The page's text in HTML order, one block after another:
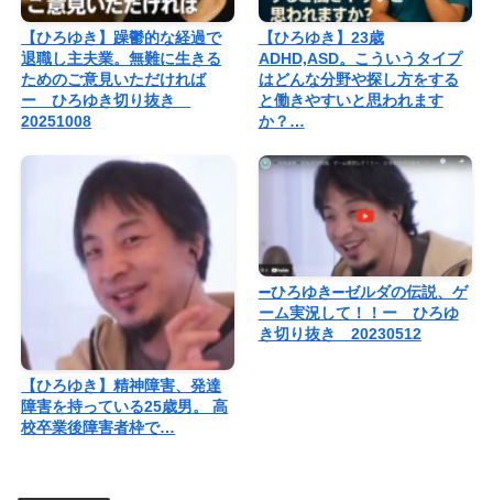
【ひろゆき】躁鬱的な経過で
退職し主夫業。無難に生きる
ためのご意見いただければ
ー ひろゆき切り抜き
20251008
【ひろゆき】23歳
ADHD,ASD。こういうタイプ
はどんな分野や探し方をする
と働きやすいと思われます
か？…
【ひろゆき】精神障害、発達
障害を持っている25歳男。 高
校卒業後障害者枠で…
➖ひろゆき➖ゼルダの伝説、ゲ
ーム実況して！！ー ひろゆ
き切り抜き 20230512